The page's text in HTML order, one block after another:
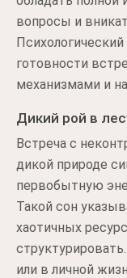
вопросы и
готовности
механизмами и
Дикий рой в
Встреча с
дикой природе
первобытную
Такой сон
хаотичных
или в личной